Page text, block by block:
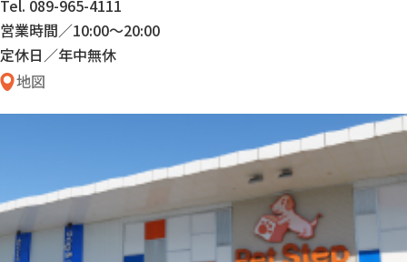
Tel. 089-965-4111
営業時間／10:00〜20:00
定休日／年中無休
地図